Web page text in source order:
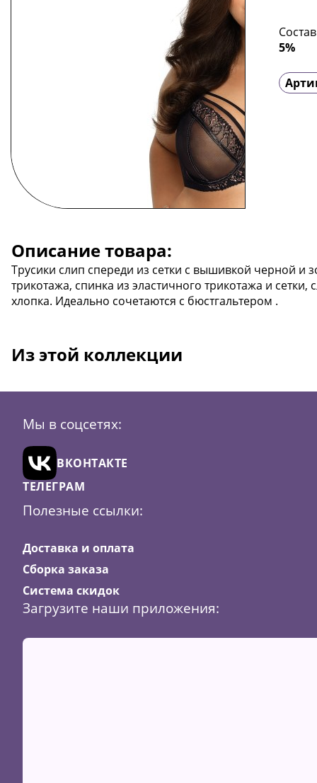
5%
Описание товара:
Трусики слип спереди из сетки с вышивкой черной и
трикотажа, спинка из эластичного трикотажа и
хлопка. Идеально сочетаются с бюстгальтером .
Из этой коллекции
Мы в соцсетях:
ВКОНТАКТЕ
ТЕЛЕГРАМ
Полезные ссылки:
Доставка и оплата
Сборка заказа
Система скидок
Загрузите наши приложения: